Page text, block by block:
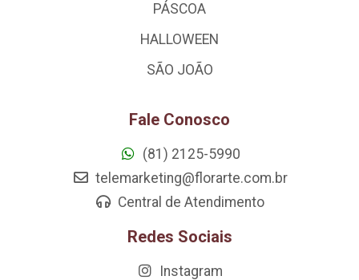
PÁSCOA
HALLOWEEN
SÃO JOÃO
Fale Conosco
(81) 2125-5990
telemarketing@florarte.com.br
Central de Atendimento
Redes Sociais
Instagram